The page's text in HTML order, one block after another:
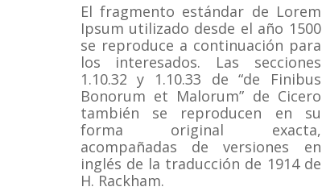
El fragmento estándar de Lorem
Ipsum utilizado desde el año 1500
se reproduce a continuación para
los interesados.
Las secciones
1.10.32 y 1.10.33 de “de Finibus
Bonorum et Malorum” de Cicero
también se reproducen en su
forma original exacta,
acompañadas de versiones en
inglés de la traducción de 1914 de
H. Rackham.